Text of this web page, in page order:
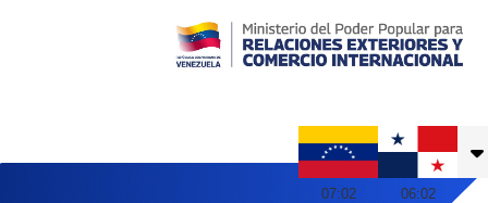
07:02 06:02